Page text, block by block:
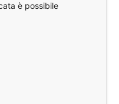
è possibile